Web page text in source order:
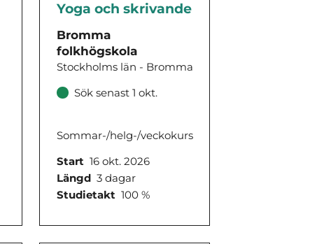
Yoga och skrivande
Bromma
folkhögskola
Stockholms län - Bromma
Sök senast 1 okt.
Sommar-/helg-/veckokurs
Start 16 okt. 2026
Längd 3 dagar
Studietakt 100 %